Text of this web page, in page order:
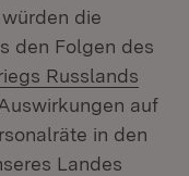
die
den Folgen des
Russlands
auf
in den
Landes